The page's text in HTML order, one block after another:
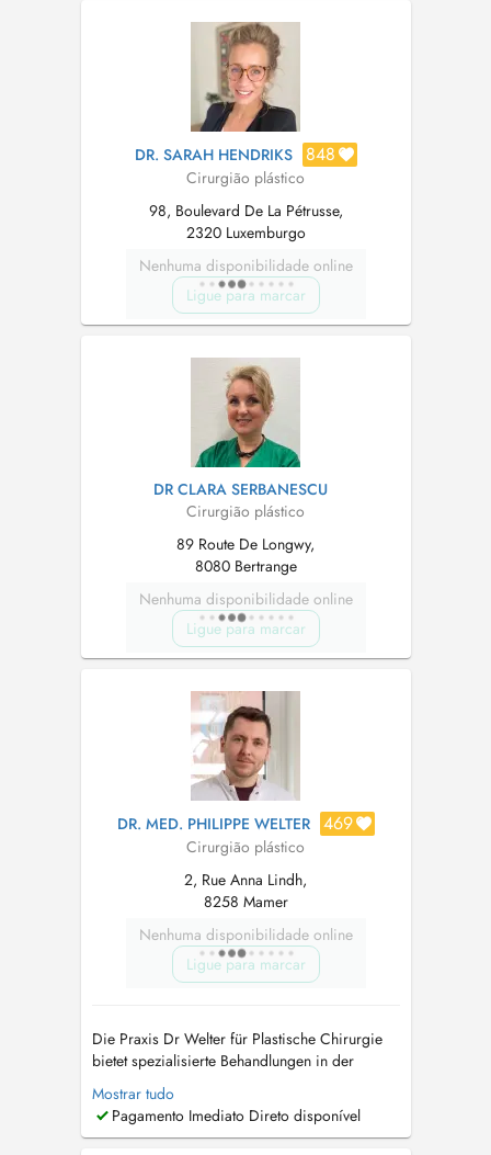
DR. SARAH HENDRIKS 848
Cirurgião plástico
98, Boulevard De La Pétrusse,
2320 Luxemburgo
Nenhuma disponibilidade online
Ligue para marcar
DR CLARA SERBANESCU
Cirurgião plástico
89 Route De Longwy,
8080 Bertrange
Nenhuma disponibilidade online
Ligue para marcar
DR. MED. PHILIPPE WELTER 469
Cirurgião plástico
2, Rue Anna Lindh,
8258 Mamer
Nenhuma disponibilidade online
Ligue para marcar
Die Praxis Dr Welter für Plastische Chirurgie
bietet spezialisierte Behandlungen in der
dermatologischen Chirurgie sowie Eingriffe an
Weichteilen, einschließlich Rekonstruktionen.
Zusätzlich werden kosmetische Behandlungen
Mostrar tudo
Pagamento Imediato Direto disponível